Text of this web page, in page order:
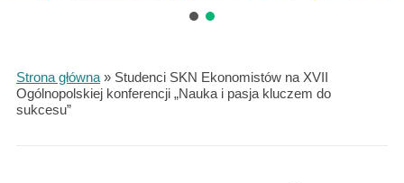
Strona główna» Studenci SKN Ekonomistów na XVII
Ogólnopolskiej konferencji „Nauka i pasja kluczem do
sukcesu”